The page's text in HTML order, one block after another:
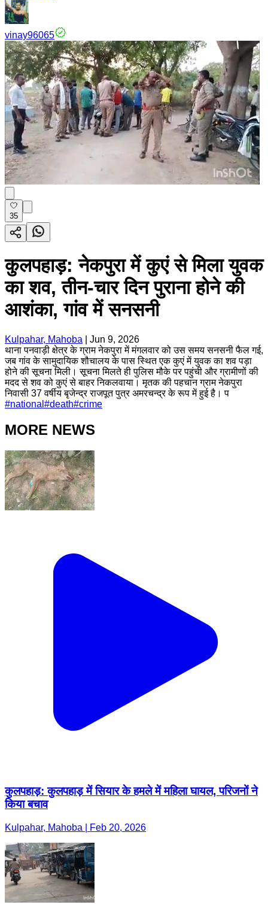
vinay96065
35
कुलपहाड़: नेकपुरा में कुएं से मिला युवक
का शव, तीन-चार दिन पुराना होने की
आशंका, गांव में सनसनी
Kulpahar, Mahoba
Jun 9, 2026
थाना पनवाड़ी क्षेत्र के ग्राम नेकपुरा में मंगलवार को उस समय सनसनी फैल गई,
जब गांव के सामुदायिक शौचालय के पास स्थित एक कुएं में युवक का शव पड़ा
होने की सूचना मिली। सूचना मिलते ही पुलिस मौके पर पहुंची और ग्रामीणों की
मदद से शव को कुएं से बाहर निकलवाया। मृतक की पहचान ग्राम नेकपुरा
निवासी 37 वर्षीय बृजेन्द्र राजपूत पुत्र अमरचन्द्र के रूप में हुई है। प
#national #death#crime
MORE NEWS
कुलपहाड़: कुलपहाड़ में सियार के हमले में महिला घायल, परिजनों ने
किया बचाव
Kulpahar, Mahoba | Feb 20, 2026